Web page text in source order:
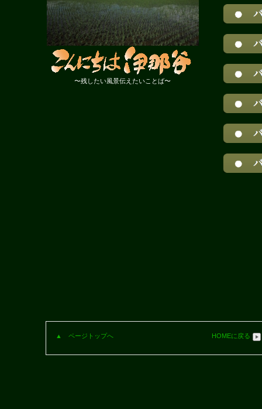
〜残したい風景伝えたいことば〜
▲ ページトップへ HOMEに戻る